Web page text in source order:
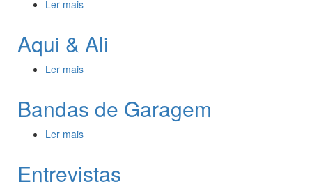
Ler mais
Aqui & Ali
Ler mais
Bandas de Garagem
Ler mais
Entrevistas